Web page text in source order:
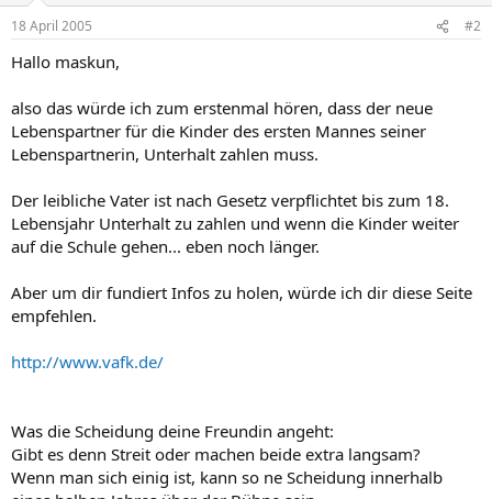
18 April 2005 #2
Hallo maskun,
also das würde ich zum erstenmal hören, dass der neue
Lebenspartner für die Kinder des ersten Mannes seiner
Lebenspartnerin, Unterhalt zahlen muss.
Der leibliche Vater ist nach Gesetz verpflichtet bis zum 18.
Lebensjahr Unterhalt zu zahlen und wenn die Kinder weiter
auf die Schule gehen... eben noch länger.
Aber um dir fundiert Infos zu holen, würde ich dir diese Seite
empfehlen.
http://www.vafk.de/
Was die Scheidung deine Freundin angeht:
Gibt es denn Streit oder machen beide extra langsam?
Wenn man sich einig ist, kann so ne Scheidung innerhalb